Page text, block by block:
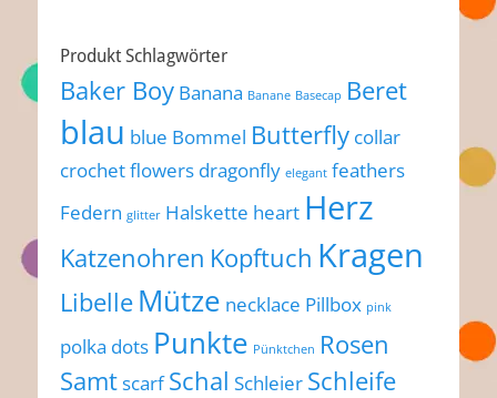
Produkt Schlagwörter
Baker Boy Banana Banane Basecap Beret
blau blue Bommel Butterfly collar
crochet flowers dragonfly elegant feathers
Federn glitter Halskette heart Herz
Katzenohren Kopftuch Kragen
Libelle Mütze necklace Pillbox pink
polka dots Punkte Pünktchen Rosen
Samtscarf Schal Schleier Schleife